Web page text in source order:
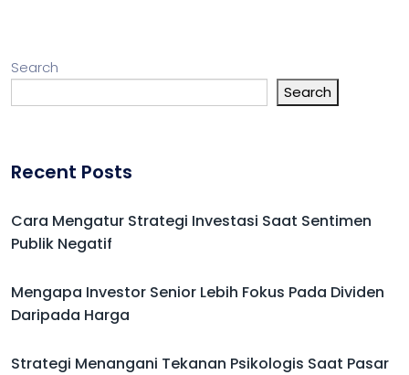
Search
Search
Recent Posts
Cara Mengatur Strategi Investasi Saat Sentimen
Publik Negatif
Mengapa Investor Senior Lebih Fokus Pada Dividen
Daripada Harga
Strategi Menangani Tekanan Psikologis Saat Pasar